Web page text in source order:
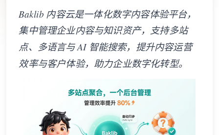
Baklib 内容云是一体化数字内容体验平台，
集中管理企业内容与知识资产，支持多站
点、多语言与 AI 智能搜索，提升内容运营
效率与客户体验，助力企业数字化转型。